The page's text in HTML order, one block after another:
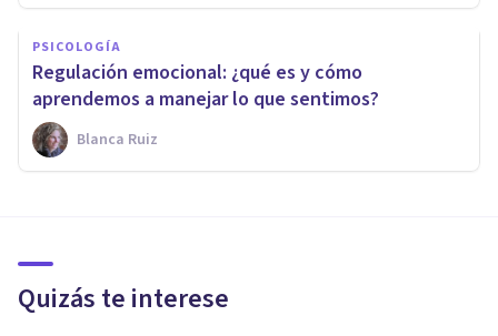
PSICOLOGÍA
Regulación emocional: ¿qué es y cómo
aprendemos a manejar lo que sentimos?
Blanca Ruiz
Quizás te interese